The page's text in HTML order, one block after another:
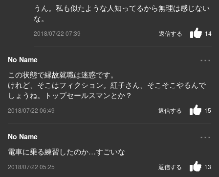
うん。私も似たような人知ってるから無理は感じない
な。
2018/07/22 07:39 14
返信する
No Name ...
この状態で縁故就職は迷惑です。
けれど、そこはフィクション。紅子さん、そこそこやるんで
しょうね。トップセールスマンとか？
2018/07/22 06:49 15
返信する
No Name ...
電車に乗る練習したのか…すごいな
2018/07/22 05:25 13
返信する